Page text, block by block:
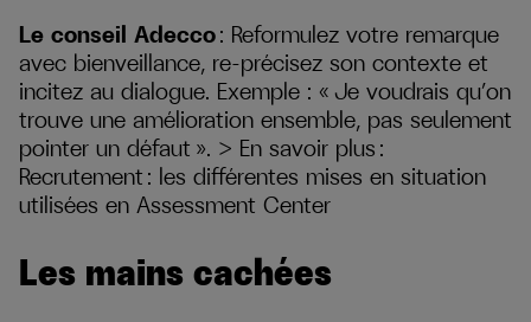
Le conseil Adecco: Reformulez votre remarque
avec bienveillance, re-précisez son contexte et
incitez au dialogue. Exemple : « Je voudrais qu’on
trouve une amélioration ensemble, pas seulement
pointer un défaut ». > En savoir plus :
Recrutement : les différentes mises en situation
utilisées en Assessment Center
Les mains cachées